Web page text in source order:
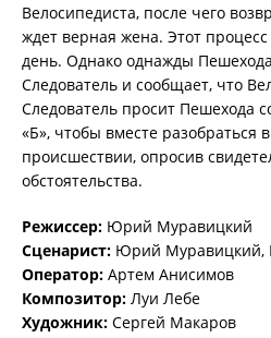
Велосипедиста, после чего
ждет верная жена. Этот
день. Однако однажды
Следователь и сообщает, что
Следователь просит Пешехода
«Б», чтобы вместе разобраться
происшествии, опросив
обстоятельства.
Режиссер: Юрий Муравицкий
Сценарист: Юрий Муравицкий,
Оператор: Артем Анисимов
Композитор: Луи Лебе
Художник: Сергей Макаров